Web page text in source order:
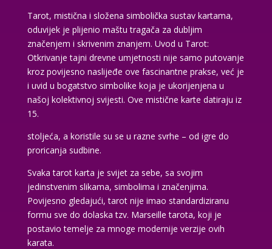
Tarot, mistična i složena simbolička sustav kartama,
oduvijek je plijenio maštu tragača za dubljim
značenjem i skrivenim znanjem. Uvod u Tarot:
Otkrivanje tajni drevne umjetnosti nije samo putovanje
kroz povijesno naslijeđe ove fascinantne prakse, već je
i uvid u bogatstvo simbolike koja je ukorijenjena u
našoj kolektivnoj svijesti. Ove mistične karte datiraju iz
15.
stoljeća, a koristile su se u razne svrhe – od igre do
proricanja sudbine.
Svaka tarot karta je svijet za sebe, sa svojim
jedinstvenim slikama, simbolima i značenjima.
Povijesno gledajući, tarot nije imao standardiziranu
formu sve do dolaska tzv. Marseille tarota, koji je
postavio temelje za mnoge modernije verzije ovih
karata.